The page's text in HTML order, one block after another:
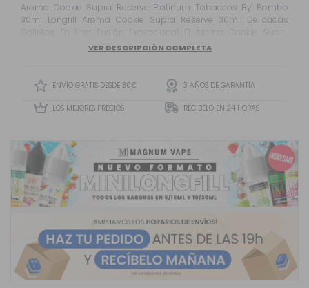
Aroma Cookie Supra Reserve Platinum Tobaccos By Bombo
30ml Longfill Aroma Cookie Supra Reserve 30ml: Delicadas
Galletas En Una Fusión Excepcional El Aroma Cookie Supra
Reserve En Formato Longfill De Platinum Tobaccos By Bombo Es
VER DESCRIPCIÓN COMPLETA
ENVÍO GRATIS DESDE 30€ 3 AÑOS DE GARANTÍA
LOS MEJORES PRECIOS RECÍBELO EN 24 HORAS